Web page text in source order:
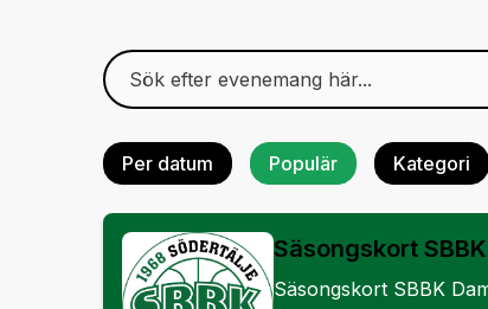
Per datum Populär Kategori
Säsongskort
Säsongskort SBBK